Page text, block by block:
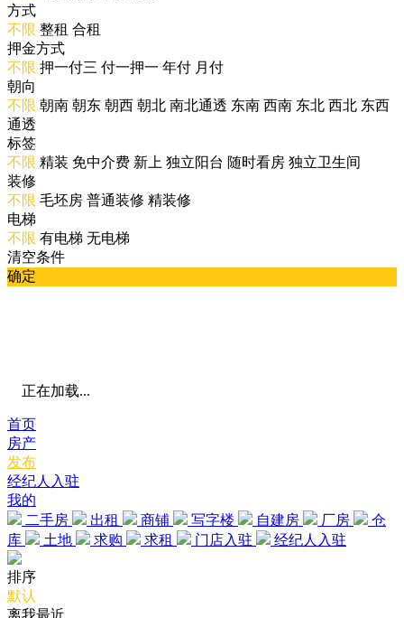
方式
不限 整租 合租
押金方式
不限 押一付三 付一押一 年付 月付
朝向
不限 朝南 朝东 朝西 朝北 南北通透 东南 西南 东北 西北 东西
通透
标签
不限 精装 免中介费 新上 独立阳台 随时看房 独立卫生间
装修
不限 毛坯房 普通装修 精装修
电梯
不限 有电梯 无电梯
清空条件
确定
正在加载...
首页
房产
发布
经纪人入驻
我的
二手房
出租 商铺 写字楼 自建房 厂房
仓
库
土地 求购 求租 门店入驻 经纪人入驻
排序
默认
离我最近